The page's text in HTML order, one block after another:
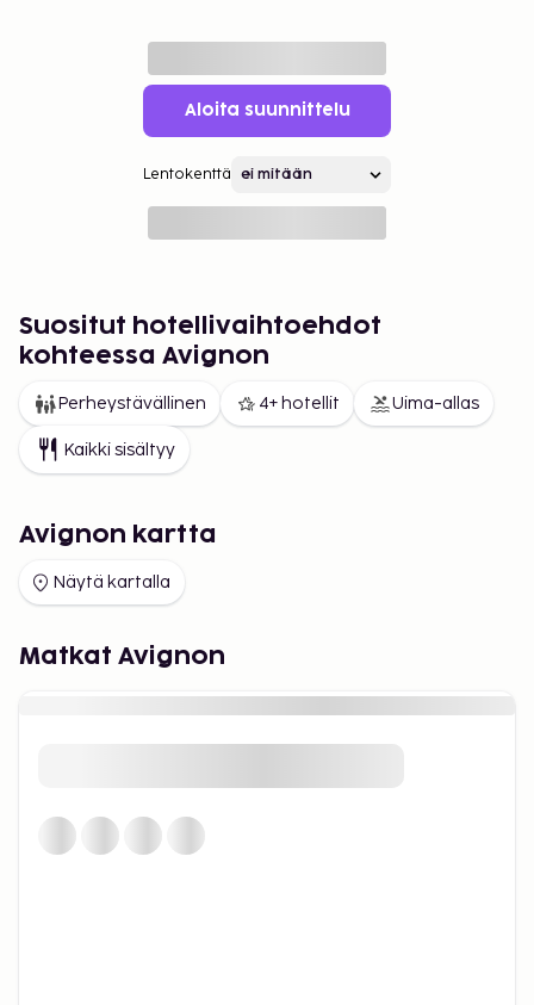
Aloita suunnittelu
Lentokenttä
Suositut hotellivaihtoehdot
kohteessa Avignon
Perheystävällinen 4+ hotellit Uima-allas
Kaikki sisältyy
Avignon kartta
Näytä kartalla
Matkat Avignon